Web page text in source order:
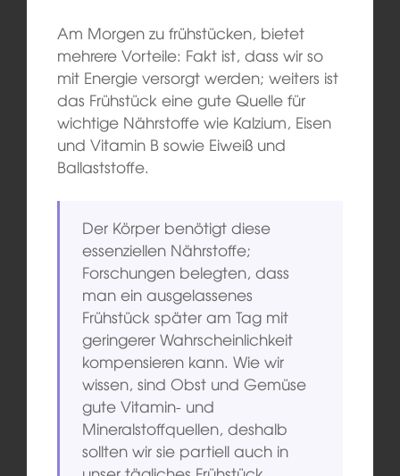
Am Morgen zu frühstücken, bietet
mehrere Vorteile: Fakt ist, dass wir so
mit Energie versorgt werden; weiters ist
das Frühstück eine gute Quelle für
wichtige Nährstoffe wie Kalzium, Eisen
und Vitamin B sowie Eiweiß und
Ballaststoffe.
Der Körper benötigt diese
essenziellen Nährstoffe;
Forschungen belegten, dass
man ein ausgelassenes
Frühstück später am Tag mit
geringerer Wahrscheinlichkeit
kompensieren kann. Wie wir
wissen, sind Obst und Gemüse
gute Vitamin- und
Mineralstoffquellen, deshalb
sollten wir sie partiell auch in